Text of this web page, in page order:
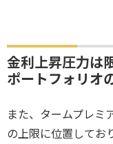
金利上昇圧力は
ポートフォリオ
また、タームプレミ
の上限に位置してお